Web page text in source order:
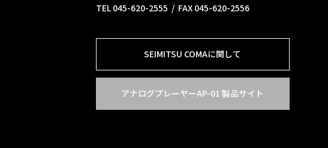
TEL 045-620-2555 / FAX 045-620-2556
SEIMITSU COMAに関して
アナログプレーヤーAP-01 製品サイト